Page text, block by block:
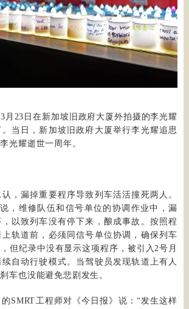
月23日在新加坡旧政府大厦外拍摄的李光耀
当日，新加坡旧政府大厦举行李光耀追思
光耀逝世一周年。
，漏掉重要程序导致列车活活撞死两人。
，维修队伍和信号单位的协调作业中，漏
以致列车没有停下来，酿成事故。按照程
轨道前，必须同信号单位协调，确保列车
但纪录中没有显示这项程序，被引入2号月
自动行驶模式。当驾驶员发现轨道上有人
车也没能避免悲剧发生。
SMRT工程师对《今日报》说：“发生这样